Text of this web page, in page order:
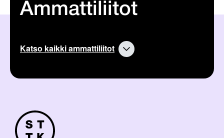
Ammattiliitot
Katso kaikki ammattiliitot